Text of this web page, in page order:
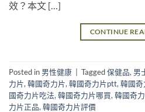
效？本文 […]
CONTINUE
Posted in 男性健康 | Tagged保健品, 男
力片, 韓國奇力片, 韓國奇力片ptt, 韓國
國奇力片吃法, 韓國奇力片哪買, 韓國奇
力片正品, 韓國奇力片評價